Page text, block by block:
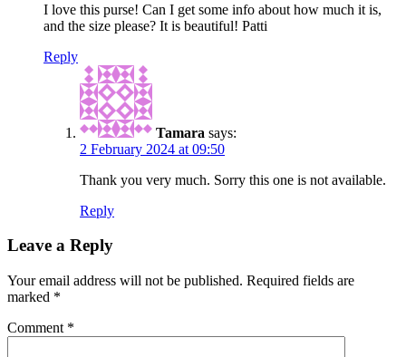
I love this purse! Can I get some info about how much it is,
and the size please? It is beautiful! Patti
Reply
Tamara says:
2 February 2024 at 09:50
Thank you very much. Sorry this one is not available.
Reply
Leave a Reply
Your email address will not be published. Required fields are
marked *
Comment *